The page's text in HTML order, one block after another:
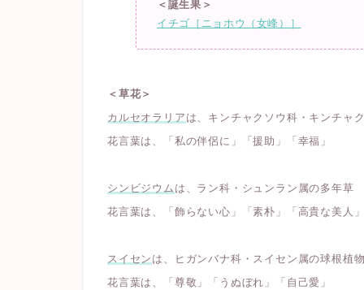
＜誕生果＞
イチゴ［ニョホウ（女峰）］
＜草花＞
カルセオラリア は、キンチャクソウ科・キンチャ
花言葉は、「私の伴侶に」「援助」「幸福」
シンビジウム は、ラン科・シュンラン属の多年草
花言葉は、「飾らない心」「素朴」「高貴な美人」
スイセン は、ヒガンバナ科・スイセン属の球根植物
花言葉は、「尊敬」「うぬぼれ」「自己愛」